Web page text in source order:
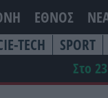
ΕΘΝΟΣ
TECH SPORT
Στο